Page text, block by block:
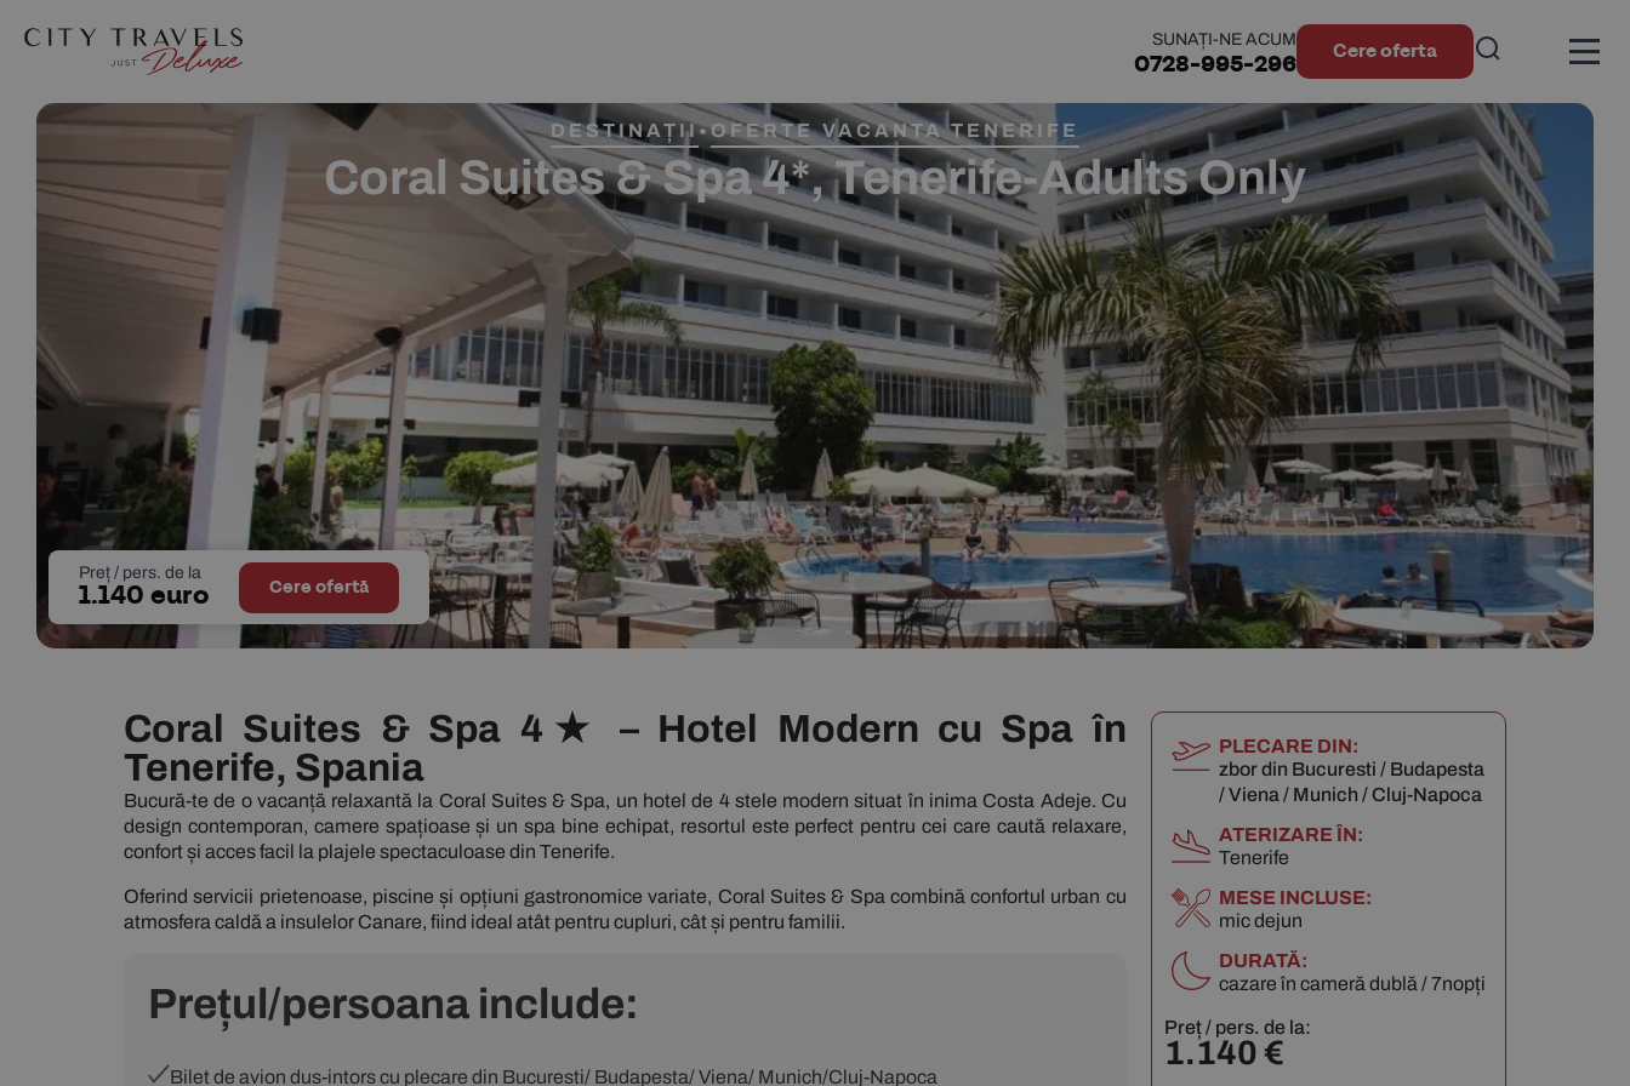
SUNAȚI-NE ACUM
0728-995-296 Cere oferta
DESTINAȚII•OFERTE VACANTA TENERIFE
Coral Suites & Spa 4*, Tenerife-Adults Only
Preț / pers. de la
1.140 euro Cere ofertă
Coral Suites & Spa 4★ – Hotel Modern cu Spa în
Tenerife, Spania
Bucură-te de o vacanță relaxantă la Coral Suites & Spa, un hotel de 4 stele modern situat în inima Costa Adeje. Cu
design contemporan, camere spațioase și un spa bine echipat, resortul este perfect pentru cei care caută relaxare,
confort și acces facil la plajele spectaculoase din Tenerife.
Oferind servicii prietenoase, piscine și opțiuni gastronomice variate, Coral Suites & Spa combină confortul urban cu
atmosfera caldă a insulelor Canare, fiind ideal atât pentru cupluri, cât și pentru familii.
Prețul/persoana include:
Bilet de avion dus-intors cu plecare din Bucuresti/ Budapesta/ Viena/ Munich/Cluj-Napoca
PLECARE DIN:
zbor din Bucuresti / Budapesta
/ Viena / Munich / Cluj-Napoca
ATERIZARE ÎN:
Tenerife
MESE INCLUSE:
mic dejun
DURATĂ:
cazare în cameră dublă / 7nopți
Preț / pers. de la:
1.140€